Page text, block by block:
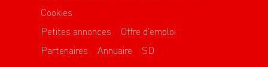
Articles
Cookies
Petites annonces
Offre d'emploi
Partenaires
Annuaire SD